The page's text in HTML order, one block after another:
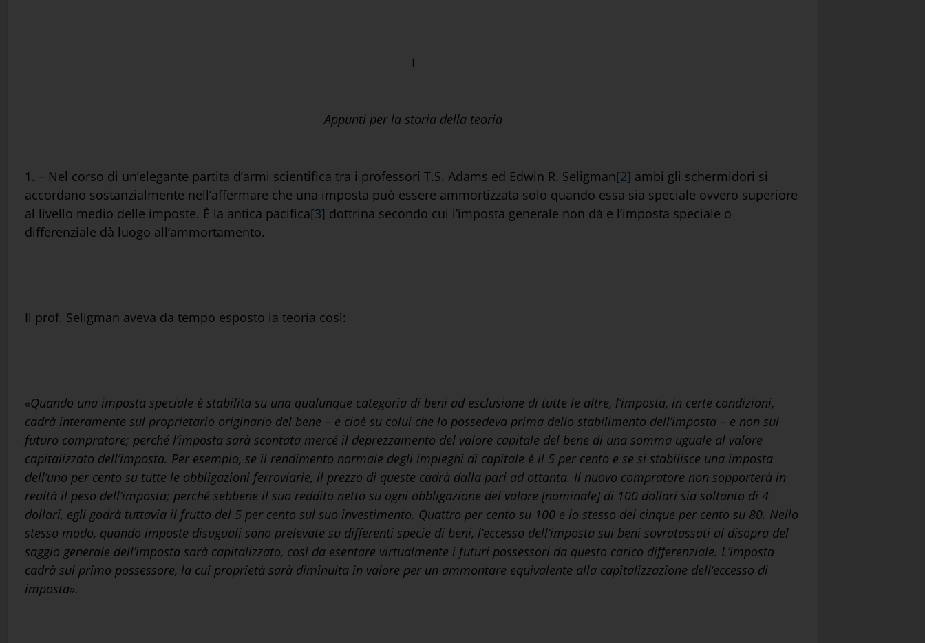
I
Appunti per la storia della teoria
1. – Nel corso di un’elegante partita d’armi scientifica tra i professori T.S. Adams ed Edwin R. Seligman[2] ambi gli schermidori si
accordano sostanzialmente nell’affermare che una imposta può essere ammortizzata solo quando essa sia speciale ovvero superiore
al livello medio delle imposte. È la antica pacifica[3] dottrina secondo cui l’imposta generale non dà e l’imposta speciale o
differenziale dà luogo all’ammortamento.
Il prof. Seligman aveva da tempo esposto la teoria così:
«Quando una imposta speciale è stabilita su una qualunque categoria di beni ad esclusione di tutte le altre, l’imposta, in certe condizioni,
cadrà interamente sul proprietario originario del bene – e cioè su colui che lo possedeva prima dello stabilimento dell’imposta – e non sul
futuro compratore; perché l’imposta sarà scontata mercé il deprezzamento del valore capitale del bene di una somma uguale al valore
capitalizzato dell’imposta. Per esempio, se il rendimento normale degli impieghi di capitale è il 5 per cento e se si stabilisce una imposta
dell’uno per cento su tutte le obbligazioni ferroviarie, il prezzo di queste cadrà dalla pari ad ottanta. Il nuovo compratore non sopporterà in
realtà il peso dell’imposta; perché sebbene il suo reddito netto su ogni obbligazione del valore [nominale] di 100 dollari sia soltanto di 4
dollari, egli godrà tuttavia il frutto del 5 per cento sul suo investimento. Quattro per cento su 100 e lo stesso del cinque per cento su 80. Nello
stesso modo, quando imposte disuguali sono prelevate su differenti specie di beni, l’eccesso dell’imposta sui beni sovratassati al disopra del
saggio generale dell’imposta sarà capitalizzato, così da esentare virtualmente i futuri possessori da questo carico differenziale. L’imposta
cadrà sul primo possessore, la cui proprietà sarà diminuita in valore per un ammontare equivalente alla capitalizzazione dell’eccesso di
imposta».